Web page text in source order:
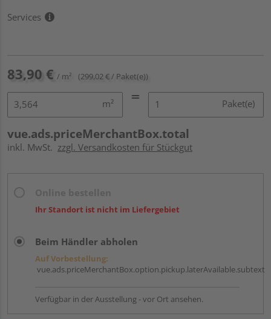
Services
83,90 € / m² (299,02 € / Paket(e))
m² Paket(e)
vue.ads.priceMerchantBox.total
inkl. MwSt. zzgl. Versandkosten für Stückgut
Ihr Standort ist nicht im Liefergebiet
Beim Händler abholen
Auf Vorbestellung:
vue.ads.priceMerchantBox.option.pickup.laterAvailable.subtext
Verfügbar in der Ausstellung - vor Ort ansehen.